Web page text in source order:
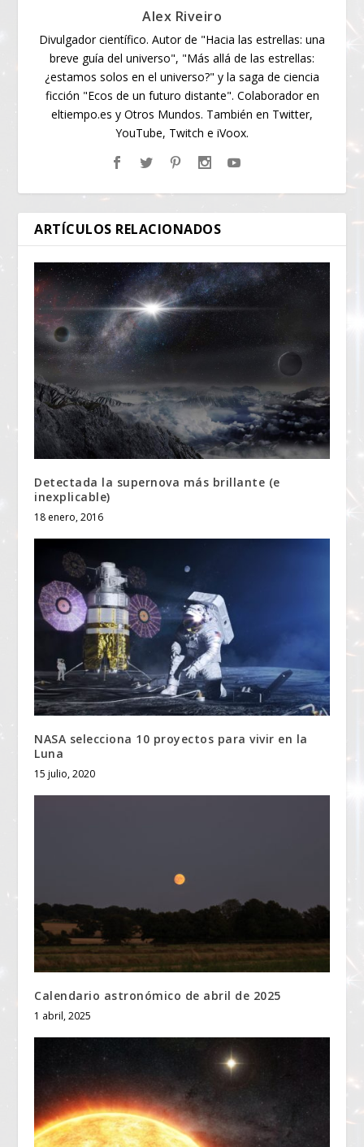
Alex Riveiro
Divulgador científico. Autor de "Hacia las estrellas: una
breve guía del universo", "Más allá de las estrellas:
¿estamos solos en el universo?" y la saga de ciencia
ficción "Ecos de un futuro distante". Colaborador en
eltiempo.es y Otros Mundos. También en Twitter,
YouTube, Twitch e iVoox.
ARTÍCULOS RELACIONADOS
Detectada la supernova más brillante (e
inexplicable)
18 enero, 2016
NASA selecciona 10 proyectos para vivir en la
Luna
15 julio, 2020
Calendario astronómico de abril de 2025
1 abril, 2025